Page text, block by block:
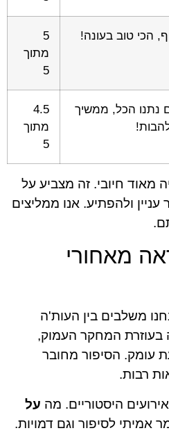
הכי טוב בעונה!
5
מתוך
5
נתנו הכל, ממשיך
4.5
מתוך
5
על ספין פרק 7 היה מאוד חיובי. זה מצביע על
ולהפתיע. אנו ממליצים
מאחורי
משלבים בין העות'ה
בעוזרת המחקר העמוק,
עומק. הסיפור מחובר
רבות.
היסטוריים. מה על
אמיתי לסיפור וגם דמויות.